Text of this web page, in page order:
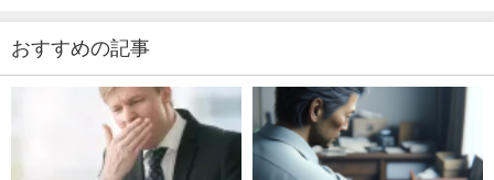
おすすめの記事